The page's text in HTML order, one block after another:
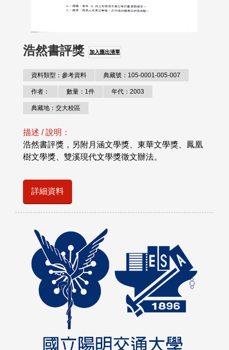
浩然書評獎 加入匯出清單
資料類型：參考資料 典藏號：105-0001-005-007
作者： 數量：1件 年代：2003
典藏地：交大校區
描述 / 說明：
浩然書評獎，另附月涵文學獎、東華文學獎、鳳凰
樹文學獎、雙溪現代文學獎徵文辦法。
詳細資料